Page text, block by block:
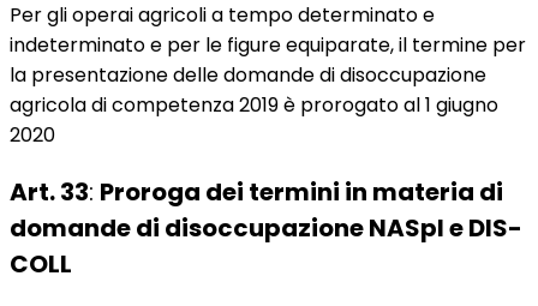
Per gli operai agricoli a tempo determinato e
indeterminato e per le figure equiparate, il termine per
la presentazione delle domande di disoccupazione
agricola di competenza 2019 è prorogato al 1 giugno
2020
Art. 33: Proroga dei termini in materia di
domande di disoccupazione NASpI e DIS-
COLL